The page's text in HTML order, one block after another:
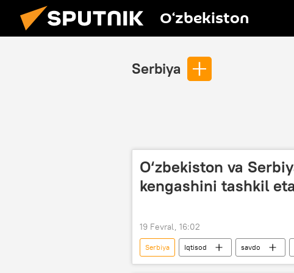
O‘zbekiston
Serbiya
O‘zbekiston va
kengashini tashkil
19 Fevral, 16:02
Serbiya Iqtisod savdo